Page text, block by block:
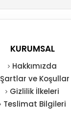
KURUMSAL
Hakkımızda
Şartlar ve Koşullar
Gizlilik İlkeleri
Teslimat Bilgileri